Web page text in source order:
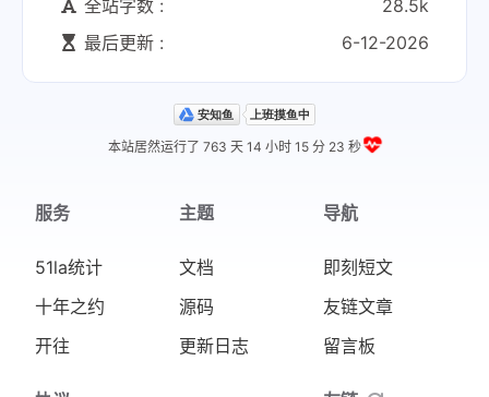
全站字数 :
28.5k
最后更新 :
6-12-2026
本站居然运行了 763 天14 小时 15 分 23 秒
服务
51la统计
十年之约
开往
主题
文档
源码
更新日志
导航
即刻短文
友链文章
留言板